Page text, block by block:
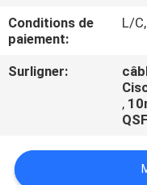
CONTRÔLE
DE
Conditions de
paiement:
L/
Surligner:
,